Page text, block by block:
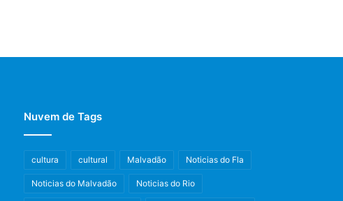
Nuvem de Tags
cultura cultural Malvadão Noticias do Fla
Noticias do Malvadão Noticias do Rio